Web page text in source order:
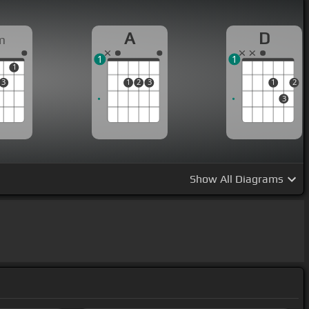
3
1
A
1 2 3
1
D
1
3
2
1
Show All Diagrams